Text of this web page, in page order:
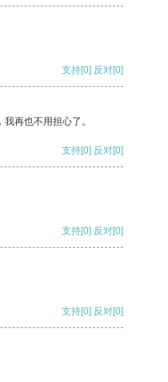
支持[0] 反对[0]
再也不用担心了。
支持[0] 反对[0]
支持[0] 反对[0]
支持[0] 反对[0]